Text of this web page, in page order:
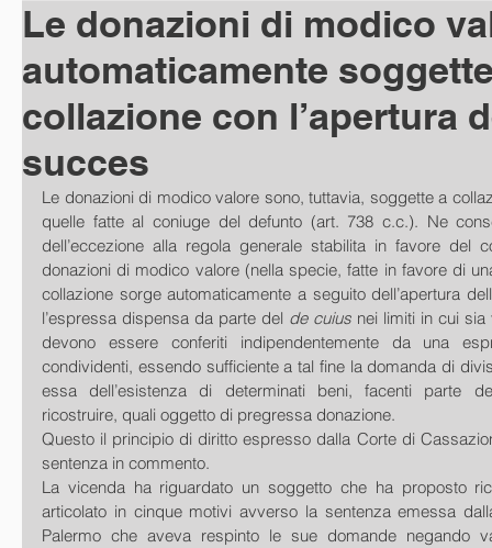
Le donazioni di modico
automaticamente
collazione con l’apertura
succes
Le donazioni di modico valore sono, tuttavia, soggette a
quelle fatte al coniuge del defunto (art. 738 c.c.). Ne
dell’eccezione alla regola generale stabilita in favore del
donazioni di modico valore (nella specie, fatte in favore di
collazione sorge automaticamente a seguito dell’apertura
l’espressa dispensa da parte del de cuius nei limiti in cui
devono essere conferiti indipendentemente da una
condividenti, essendo sufficiente a tal fine la domanda di
essa dell’esistenza di determinati beni, facenti parte
ricostruire, quali oggetto di pregressa donazione.
Questo il principio di diritto espresso dalla Corte di
sentenza in commento.
La vicenda ha riguardato un soggetto che ha proposto
articolato in cinque motivi avverso la sentenza emessa
Palermo che aveva respinto le sue domande negando